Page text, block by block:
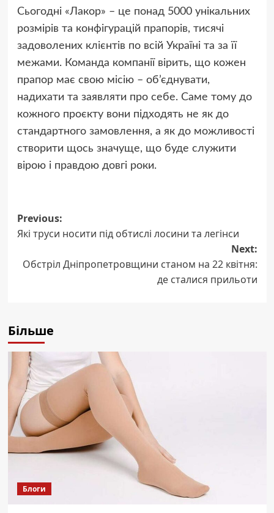
Сьогодні «Лакор» – це понад 5000 унікальних
розмірів та конфігурацій прапорів, тисячі
задоволених клієнтів по всій Україні та за її
межами. Команда компанії вірить, що кожен
прапор має свою місію – об’єднувати,
надихати та заявляти про себе. Саме тому до
кожного проєкту вони підходять не як до
стандартного замовлення, а як до можливості
створити щось значуще, що буде служити
вірою і правдою довгі роки.
Post
navigation
Previous:
Які труси носити під обтислі лосини та легінси
Next:
Обстріл Дніпропетровщини станом на 22 квітня:
де сталися прильоти
Більше
Блоги